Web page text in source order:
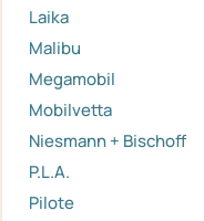
Laika
Malibu
Megamobil
Mobilvetta
Niesmann + Bischoff
P.L.A.
Pilote